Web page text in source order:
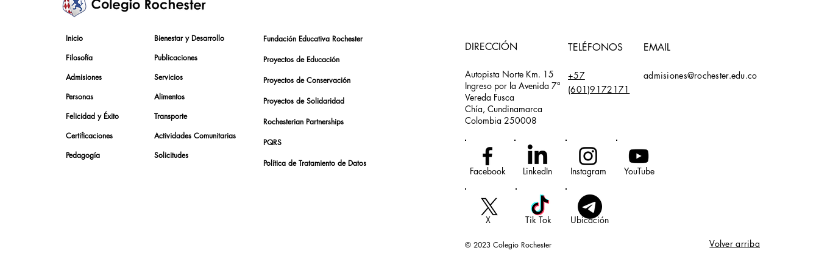
Inicio
Filosofía
Admisiones
Personas
Felicidad y Éxito
Certificaciones
Pedagogía
Bienestar y Desarrollo
Publicaciones
Servicios
Alimentos
Transporte
Actividades Comunitarias
Solicitudes
Fundación Educativa Rochester
Proyectos de Educación
Proyectos de Conservación
Proyectos de Solidaridad
Rochesterian Partnerships
PQRS
Política de Tratamiento de Datos
DIRECCIÓN
Autopista Norte Km. 15
Ingreso por la Avenida 7ª
Vereda Fusca
Chía, Cundinamarca
Colombia 250008
TELÉFONOS EMAIL
+57
(601)9172171
admisiones@rochester.edu.co
Facebook LinkedIn Instagram YouTube
X Tik Tok Ubicación
© 2023 Colegio Rochester Volver arriba